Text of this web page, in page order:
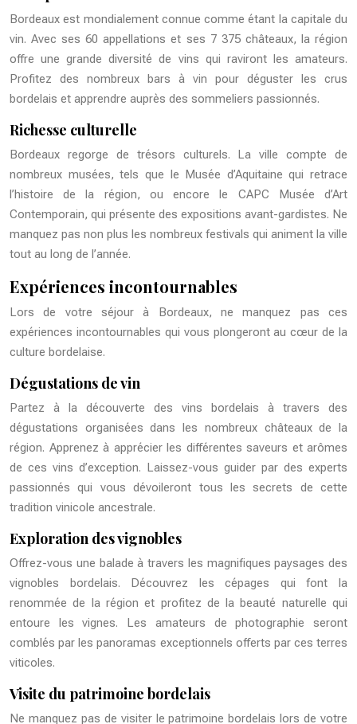
Bordeaux est mondialement connue comme étant la capitale du
vin. Avec ses 60 appellations et ses 7 375 châteaux, la région
offre une grande diversité de vins qui raviront les amateurs.
Profitez des nombreux bars à vin pour déguster les crus
bordelais et apprendre auprès des sommeliers passionnés.
Richesse culturelle
Bordeaux regorge de trésors culturels. La ville compte de
nombreux musées, tels que le Musée d’Aquitaine qui retrace
l’histoire de la région, ou encore le CAPC Musée d’Art
Contemporain, qui présente des expositions avant-gardistes. Ne
manquez pas non plus les nombreux festivals qui animent la ville
tout au long de l’année.
Expériences incontournables
Lors de votre séjour à Bordeaux, ne manquez pas ces
expériences incontournables qui vous plongeront au cœur de la
culture bordelaise.
Dégustations de vin
Partez à la découverte des vins bordelais à travers des
dégustations organisées dans les nombreux châteaux de la
région. Apprenez à apprécier les différentes saveurs et arômes
de ces vins d’exception. Laissez-vous guider par des experts
passionnés qui vous dévoileront tous les secrets de cette
tradition vinicole ancestrale.
Exploration des vignobles
Offrez-vous une balade à travers les magnifiques paysages des
vignobles bordelais. Découvrez les cépages qui font la
renommée de la région et profitez de la beauté naturelle qui
entoure les vignes. Les amateurs de photographie seront
comblés par les panoramas exceptionnels offerts par ces terres
viticoles.
Visite du patrimoine bordelais
Ne manquez pas de visiter le patrimoine bordelais lors de votre